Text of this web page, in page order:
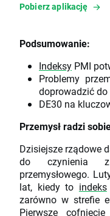
Pobierz aplikację
Podsumowanie:
Indeksy PMI
Problemy
doprowadzić
DE30 na
Przemysł radzi
Dzisiejsze rządowe
do czynienia
przemysłowego.
lat, kiedy to indeks
zarówno w strefie
Pierwsze